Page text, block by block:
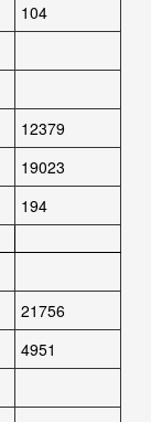
104
12379
19023
194
21756
4951